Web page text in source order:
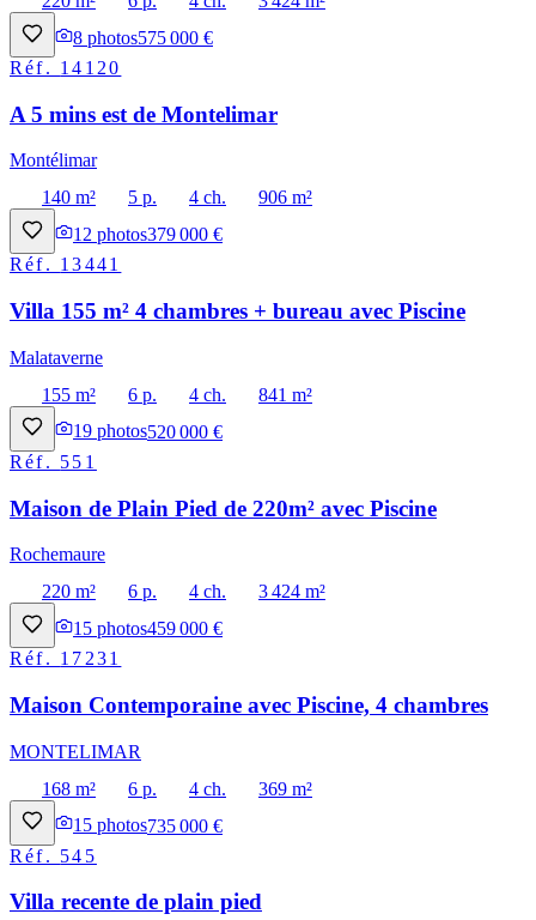
8 photos575 000 €
Réf. 14120
A 5 mins est de Montelimar
Montélimar
140 m²
5 p. 4 ch.
906 m²
12 photos379 000 €
Réf. 13441
Villa 155 m² 4 chambres + bureau avec Piscine
Malataverne
155 m²
6 p. 4 ch.
841 m²
19 photos520 000 €
Réf. 551
Maison de Plain Pied de 220m² avec Piscine
Rochemaure
220 m²
6 p. 4 ch.
3 424 m²
15 photos459 000 €
Réf. 17231
Maison Contemporaine avec Piscine, 4 chambres
MONTELIMAR
168 m²
6 p. 4 ch.
369 m²
15 photos735 000 €
Réf. 545
Villa recente de plain pied